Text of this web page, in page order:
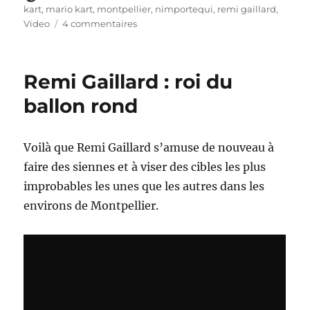
le
kart, mario kart, montpellier, nimportequi, remi gaillard,
Video
4 commentairessur
mode
Remi Gaillard : roi du
ballon rond
Voilà que Remi Gaillard s’amuse de nouveau à
faire des siennes et à viser des cibles les plus
improbables les unes que les autres dans les
environs de Montpellier.